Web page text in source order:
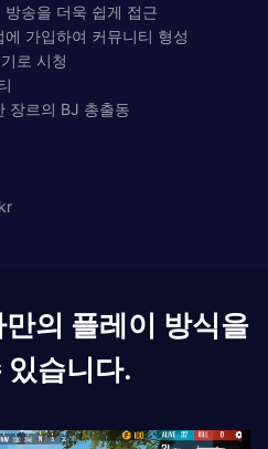
송을 더욱 쉽게 접근
가입하여 커뮤니티 형성
로 시청
장르의 BJ 총출동
의 플레이 방식을
있습니다.